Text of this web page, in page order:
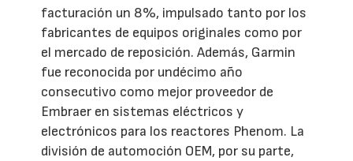
facturación un 8%, impulsado tanto por los
fabricantes de equipos originales como por
el mercado de reposición. Además, Garmin
fue reconocida por undécimo año
consecutivo como mejor proveedor de
Embraer en sistemas eléctricos y
electrónicos para los reactores Phenom. La
división de automoción OEM, por su parte,